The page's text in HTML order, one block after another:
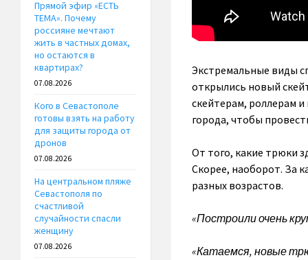
Экстремальные виды
открылись новый
скейтерам, роллерам
города, чтобы
От того, какие трюки
Скорее, наоборот. За
разных возрастов.
«Построили очень
«Катаемся, новые
Прямой эфир «ЕСТЬ
ТЕМА». Почему
россияне мечтают
жить в частных домах,
но остаются в
квартирах?
07.08.2026
Кого в Севастополе
готовы взять на работу
для защиты города от
дронов
07.08.2026
На центральном пляже
Севастополя по
счастливой
случайности спасли
женщину
07.08.2026